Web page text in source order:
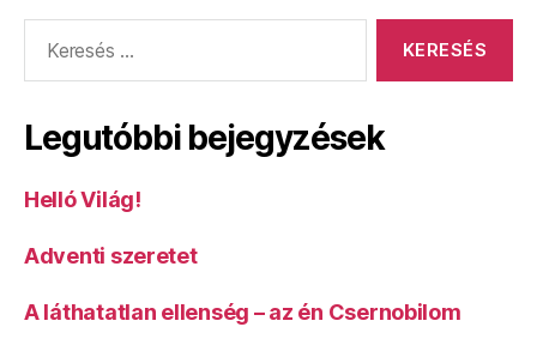
Legutóbbi bejegyzések
Helló Világ!
Adventi szeretet
A láthatatlan ellenség – az én Csernobilom